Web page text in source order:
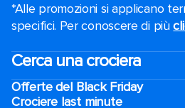
*Alle promozioni si applicano
specifici. Per conoscere di più
Cerca una crociera
Offerte del Black Friday
Crociere last minute